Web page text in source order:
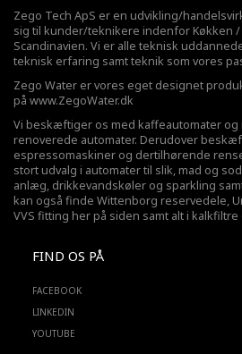
Zego Tech ApS er en udvikling/
sig til kunder/teknikere indenfor Køkken /
Scandinavien. Vi er alle teknisk
teknisk erfaring samt teknik som vores
Zego Water er vores eget designet
på www.ZegoWater.dk
Vi beskæftiger os med kaffeautomater
renoverede automater. Derudover
espressomaskiner og dertilhørende
stort udvalg i automater til slik, mad og
anlæg, drikkevandskøler og sparkling
kan også finde Wittenborg reservedele,
VVS fitting her på siden samt alt i
FIND OS PÅ
FACEBOOK
LINKEDIN
YOUTUBE